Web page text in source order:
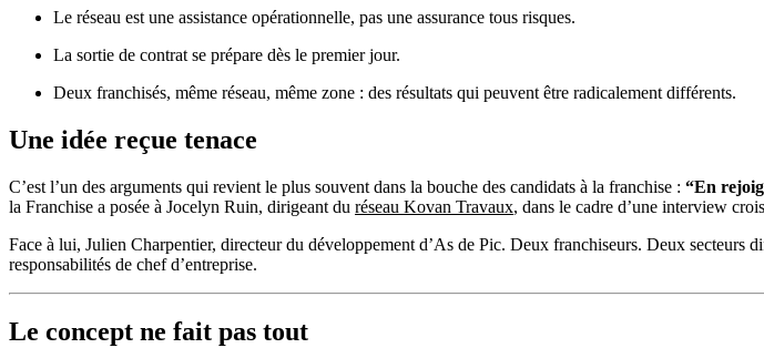
Le réseau est une assistance opérationnelle, pas une assurance tous risques.
La sortie de contrat se prépare dès le premier jour.
Deux franchisés, même réseau, même zone : des résultats qui peuvent être radicalement différents.
Une idée reçue tenace
C’est l’un des arguments qui revient le plus souvent dans la bouche des candidats à la franchise : “En
la Franchise a posée à Jocelyn Ruin, dirigeant du réseau Kovan Travaux, dans le cadre d’une interview
Face à lui, Julien Charpentier, directeur du développement d’As de Pic. Deux franchiseurs. Deux secteurs
responsabilités de chef d’entreprise.
Le concept ne fait pas tout